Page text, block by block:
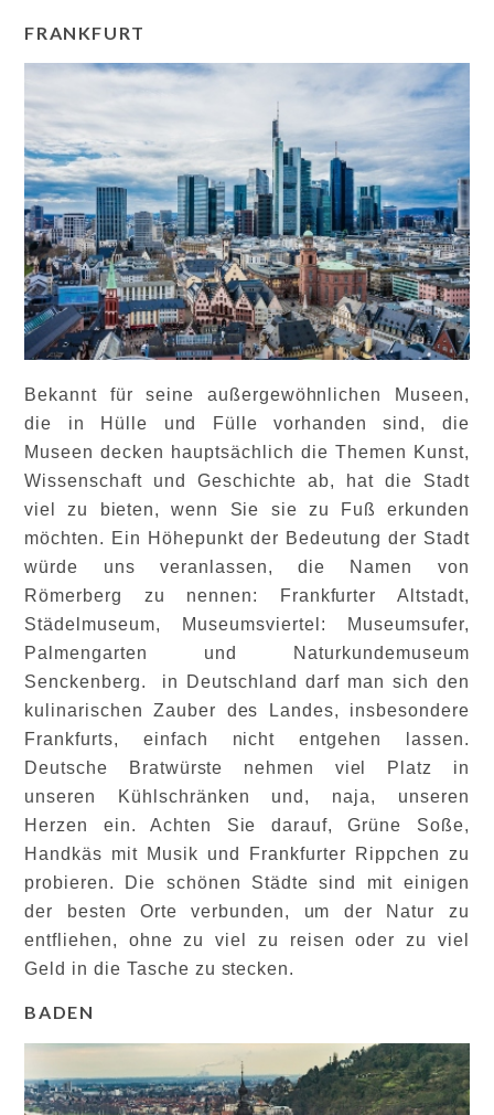
FRANKFURT
Bekannt für seine außergewöhnlichen Museen,
die in Hülle und Fülle vorhanden sind, die
Museen decken hauptsächlich die Themen Kunst,
Wissenschaft und Geschichte ab, hat die Stadt
viel zu bieten, wenn Sie sie zu Fuß erkunden
möchten. Ein Höhepunkt der Bedeutung der Stadt
würde uns veranlassen, die Namen von
Römerberg zu nennen: Frankfurter Altstadt,
Städelmuseum, Museumsviertel: Museumsufer,
Palmengarten und Naturkundemuseum
Senckenberg. in Deutschland darf man sich den
kulinarischen Zauber des Landes, insbesondere
Frankfurts, einfach nicht entgehen lassen.
Deutsche Bratwürste nehmen viel Platz in
unseren Kühlschränken und, naja, unseren
Herzen ein. Achten Sie darauf, Grüne Soße,
Handkäs mit Musik und Frankfurter Rippchen zu
probieren. Die schönen Städte sind mit einigen
der besten Orte verbunden, um der Natur zu
entfliehen, ohne zu viel zu reisen oder zu viel
Geld in die Tasche zu stecken.
BADEN